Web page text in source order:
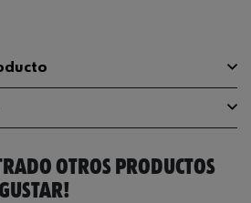
Forma de cuña
0614788612
OTROS PRODUCTOS